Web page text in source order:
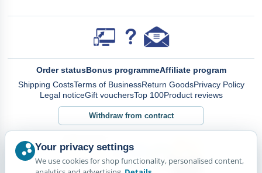
Order statusBonus programmeAffiliate program
Shipping CostsTerms of BusinessReturn GoodsPrivacy Policy
Legal noticeGift vouchersTop 100Product reviews
Withdraw from contract
Your privacy settings
We use cookies for shop functionality, personalised content,